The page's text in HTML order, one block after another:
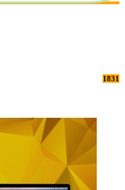
1831